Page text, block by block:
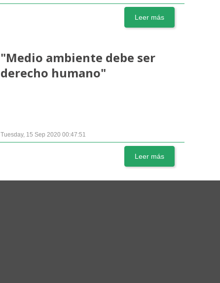
Leer más
"Medio ambiente debe ser
derecho humano"
Tuesday, 15 Sep 2020 00:47:51
Leer más